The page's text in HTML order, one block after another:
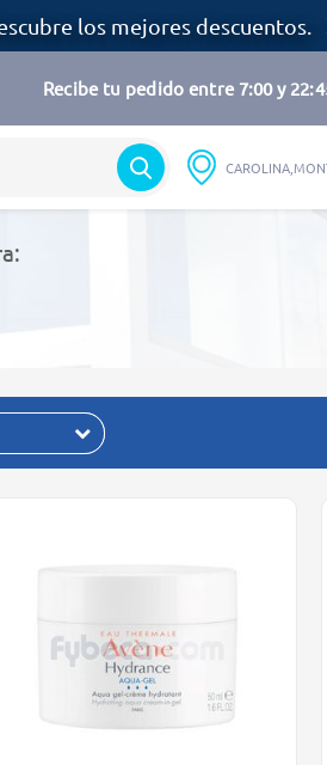
los mejores descuentos.
Recibe tu pedido entre 7:00 y